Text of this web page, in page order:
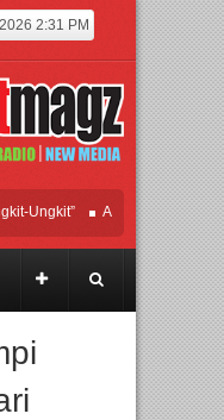
2:31 PM
APMF 2026 Dorong
BIRKENSTOCK
– feat. Marcello Tahitoe dan